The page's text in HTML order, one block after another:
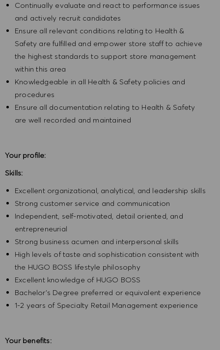
Continually evaluate and react to performance issues
and actively recruit candidates
Ensure all relevant conditions relating to Health &
Safety are fulfilled and empower store staff to achieve
the highest standards to support store management
within this area
Knowledgeable in all Health & Safety policies and
procedures
Ensure all documentation relating to Health & Safety
are well recorded and maintained
Your profile:
Skills:
Excellent organizational, analytical, and leadership skills
Strong customer service and communication
Independent, self-motivated, detail oriented, and
entrepreneurial
Strong business acumen and interpersonal skills
High levels of taste and sophistication consistent with
the HUGO BOSS lifestyle philosophy
Excellent knowledge of HUGO BOSS
Bachelor’s Degree preferred or equivalent experience
1-2 years of Specialty Retail Management experience
Your benefits: